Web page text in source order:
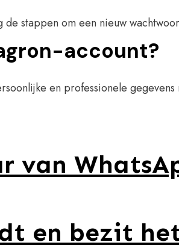
stappen om een nieuw
account?
en professionele
van
en bezit